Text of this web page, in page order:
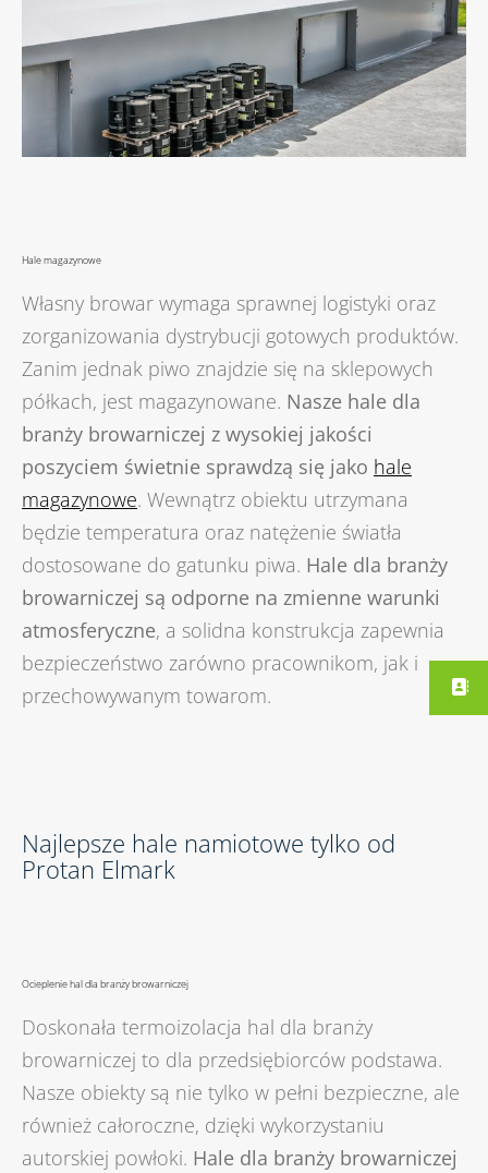
Hale magazynowe
Własny browar wymaga sprawnej logistyki oraz
zorganizowania dystrybucji gotowych produktów.
Zanim jednak piwo znajdzie się na sklepowych
półkach, jest magazynowane. Nasze hale dla
branży browarniczej z wysokiej jakości
poszyciem świetnie sprawdzą się jako hale
magazynowe. Wewnątrz obiektu utrzymana
będzie temperatura oraz natężenie światła
dostosowane do gatunku piwa. Hale dla branży
browarniczej są odporne na zmienne warunki
atmosferyczne, a solidna konstrukcja zapewnia
bezpieczeństwo zarówno pracownikom, jak i
przechowywanym towarom.
Najlepsze hale namiotowe tylko od
Protan Elmark
Ocieplenie hal dla branży browarniczej
Doskonała termoizolacja hal dla branży
browarniczej to dla przedsiębiorców podstawa.
Nasze obiekty są nie tylko w pełni bezpieczne, ale
również całoroczne, dzięki wykorzystaniu
autorskiej powłoki. Hale dla branży browarniczej